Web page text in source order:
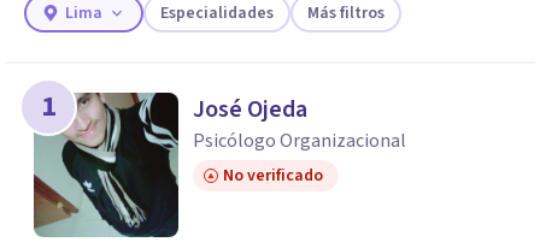
ENCONTRAR MI TERAPEUTA
¿Necesitas ayuda para encontrar el
psicólogo adecuado?
Responde a unas breves preguntas y te ofreceremos
Lima Especialidades Más filtros
1 José Ojeda
Psicólogo Organizacional
No verificado